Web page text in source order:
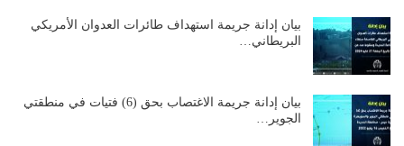
بيان إدانة جريمة استهداف طائرات العدوان الأمريكي
البريطاني…
بيان إدانة جريمة الاغتصاب بحق (6) فتيات في منطقتي
الجوير…